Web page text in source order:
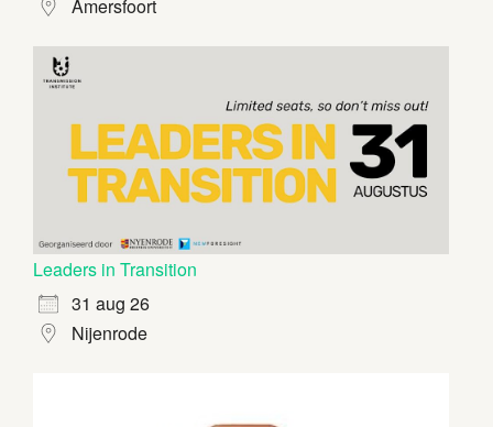
Amersfoort
Leaders in Transition
31 aug 26
Nijenrode